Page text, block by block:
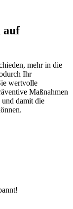
auf
mehr in die
Ihr
wertvolle
Maßnahmen
damit die